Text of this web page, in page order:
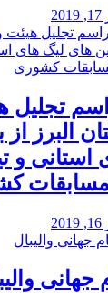
تجلیل
البرز
استانی و
مسابقات
جهانی